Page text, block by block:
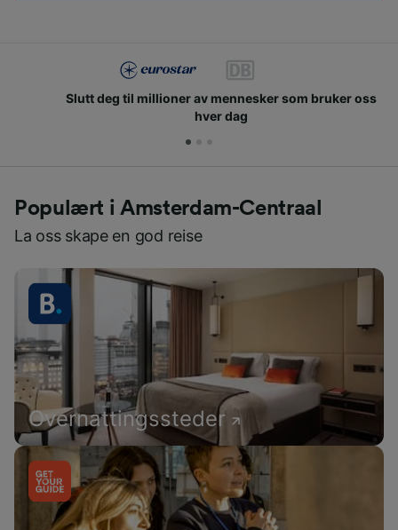
Slutt deg til millioner av mennesker som bruker oss
hver dag
Populært i Amsterdam-Centraal
La oss skape en god reise
Overnattingssteder